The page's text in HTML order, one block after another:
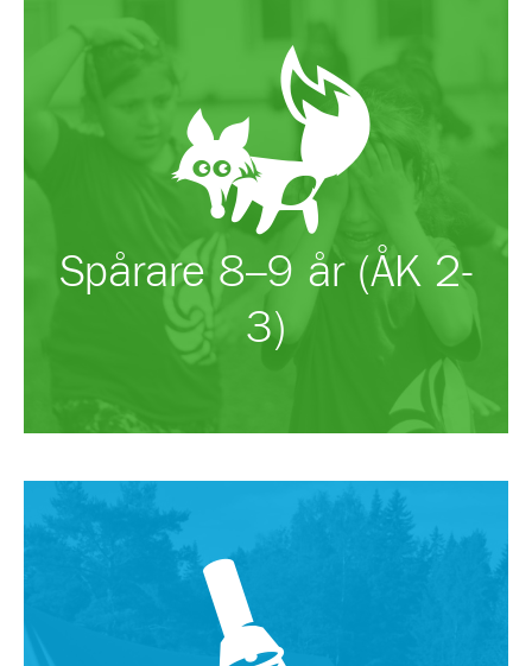
Spårare 8–9 år (ÅK 2-
3)